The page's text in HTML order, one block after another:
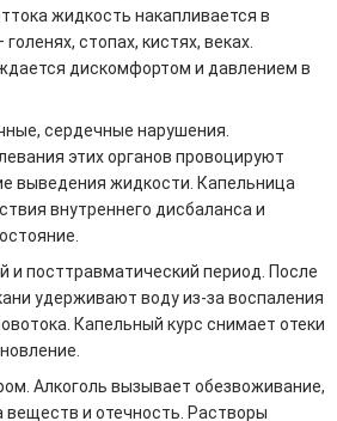
жидкость накапливается в
стопах, кистях, веках.
дискомфортом и давлением в
сердечные нарушения.
этих органов провоцируют
выведения жидкости. Капельница
внутреннего дисбаланса и
и посттравматический период. После
удерживают воду из-за воспаления
Капельный курс снимает отеки
Алкоголь вызывает обезвоживание,
и отечность. Растворы